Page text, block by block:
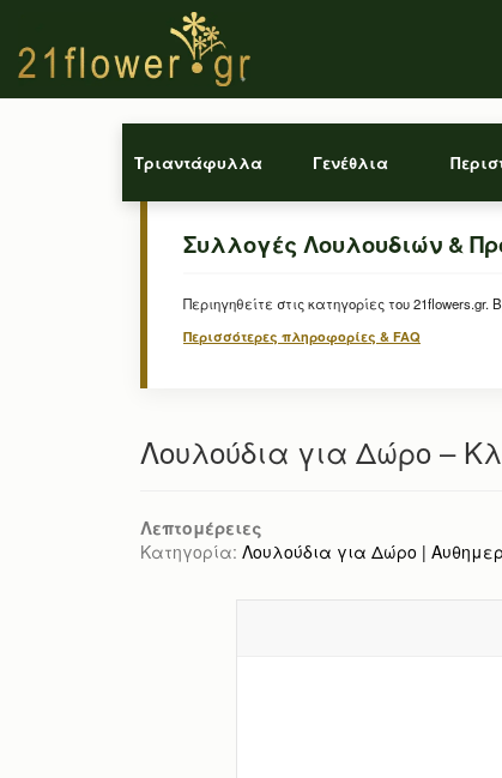
Τριαντάφυλλα Γενέθλια
Συλλογές Λουλουδιών &
Περιηγηθείτε στις κατηγορίες του
Περισσότερες πληροφορίες & FAQ
Λουλούδια για Δώρο –
Λεπτομέρειες
Κατηγορία: Λουλούδια για Δώρο |